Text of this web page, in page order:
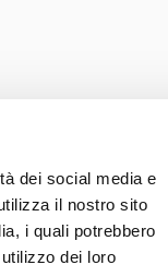
dei social media e
il nostro sito
i quali potrebbero
dei loro
Accessibilità Reclami